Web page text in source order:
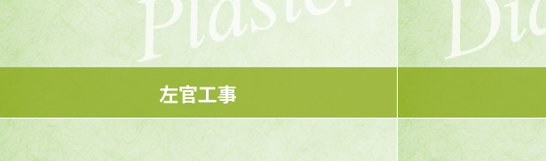
左官工事